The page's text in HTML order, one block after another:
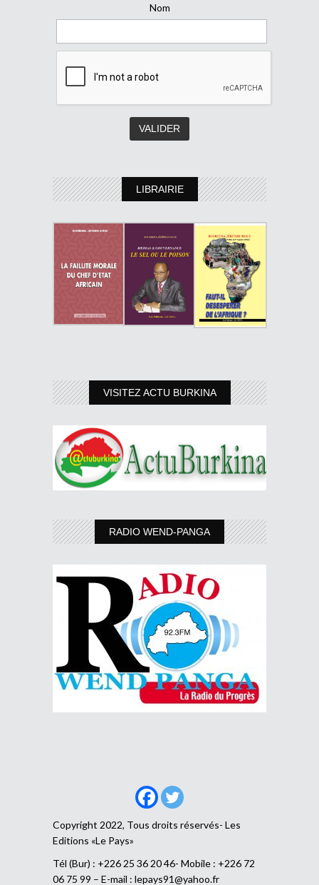
Nom
LIBRAIRIE
VISITEZ ACTU BURKINA
RADIO WEND-PANGA
Copyright 2022, Tous droits réservés- Les
Editions «Le Pays»
Tél (Bur) : +226 25 36 20 46- Mobile : +226 72
06 75 99 – E-mail : lepays91@yahoo.fr